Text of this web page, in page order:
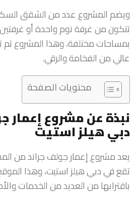
ويضم المشروع عدد من الشقق
تتكون من غرفة نوم واحدة أو
بمساحات مختلفة، وهذا المشروع
عالي من الفخامة والرقي.
محتويات الصفحة
نبذة عن مشروع إعمار
دبي هيلز استيت
يعد مشروع إعمار جولف جراند من
تقع في دبي هيلز استيت، وهذا
باقترابها من العديد من الخدمات